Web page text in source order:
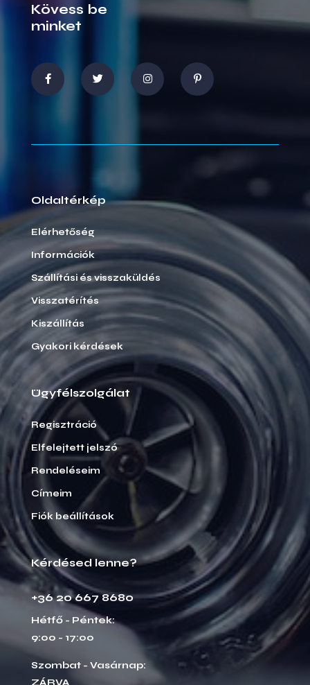
Kövess be
minket
Oldaltérkép
Elérhetőség
Információk
Szállítási és visszaküldés
Visszatérítés
Kiszállítás
Gyakori kérdések
Ügyfélszolgálat
Regisztráció
Elfelejtett jelszó
Rendeléseim
Címeim
Fiók beállítások
Kérdésed lenne?
+36 20 667 8680
Hétfő - Péntek:
9:00 - 17:00
Szombat - Vasárnap:
ZÁRVA